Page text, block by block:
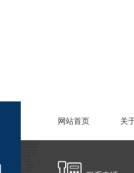
网站首页 关